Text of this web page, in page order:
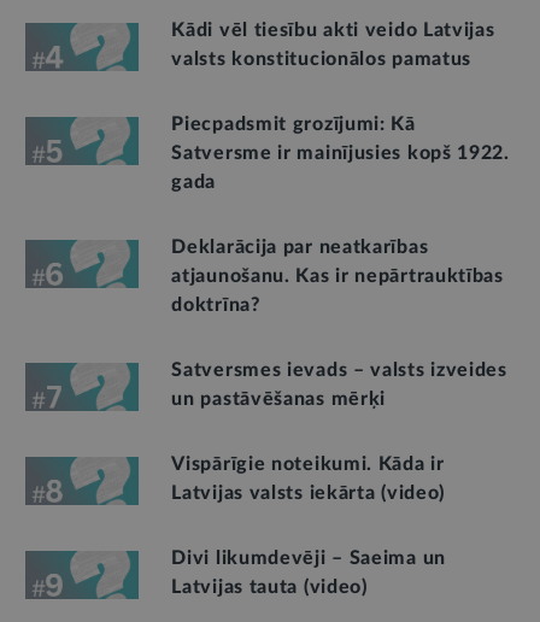
Kādi vēl tiesību akti veido Latvijas
valsts konstitucionālos pamatus
Piecpadsmit grozījumi: Kā
Satversme ir mainījusies kopš 1922.
gada
Deklarācija par neatkarības
atjaunošanu. Kas ir nepārtrauktības
doktrīna?
Satversmes ievads – valsts izveides
un pastāvēšanas mērķi
Vispārīgie noteikumi. Kāda ir
Latvijas valsts iekārta (video)
Divi likumdevēji – Saeima un
Latvijas tauta (video)